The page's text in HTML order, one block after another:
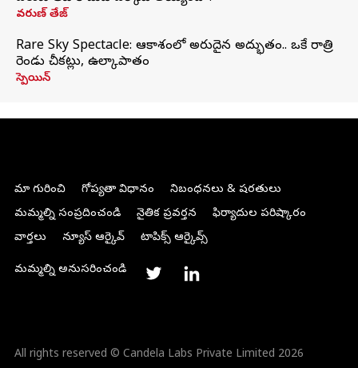
వరుణ్ తేజ్
Rare Sky Spectacle: ఆకాశంలో అరుదైన అద్భుతం.. ఒకే రాత్రి
రెండు చీకట్లు, ఉల్కాపాతం
స్పెయిన్
మా గురించి గోప్యతా విధానం
నిబంధనలు & షరతులు
మమ్మల్ని సంప్రదించండి
నైతిక ప్రవర్తన
ఫిర్యాదుల పరిష్కారం
వార్తలు
న్యూస్ ఆర్కైవ్ టాపిక్స్ ఆర్కైవ్స్
మమ్మల్ని అనుసరించండి
All rights reserved © Candela Labs Private Limited 2026